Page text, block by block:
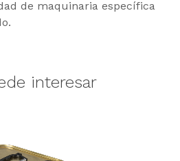
de maquinaria específica
interesar